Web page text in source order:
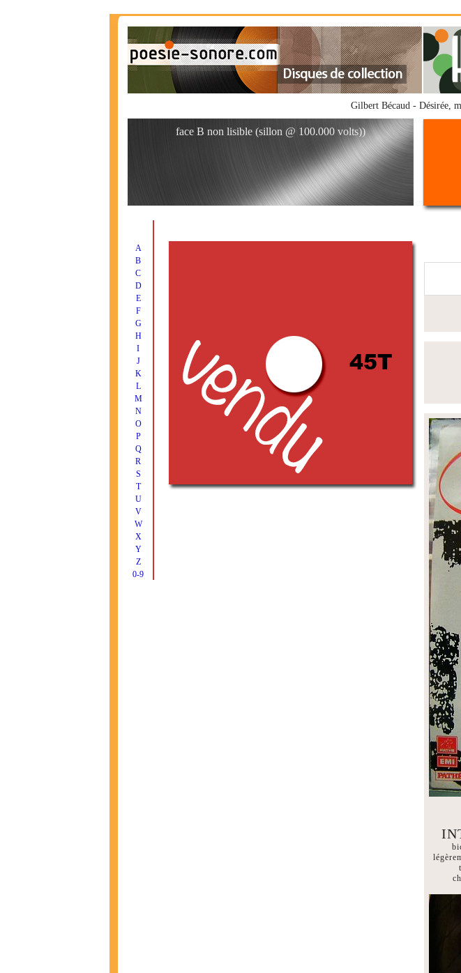
Gilbert Bécaud - Désirée,
face B non lisible (sillon @ 100.000 volts))
A
B
C
D
E
F
G
H
I
J
K
L
M
N
O
P
Q
R
S
T
U
V
W
X
Y
Z
0-9